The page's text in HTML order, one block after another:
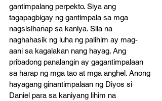
gantimpalang perpekto. Siya ang
tagapagbigay ng gantimpala sa mga
nagsisihanap sa kaniya. Sila na
naghahasik ng luha ng palihim ay mag-
aani sa kagalakan nang hayag. Ang
pribadong panalangin ay gagantimpalaan
sa harap ng mga tao at mga anghel. Anong
hayagang ginantimpalaan ng Diyos si
Daniel para sa kaniyang lihim na